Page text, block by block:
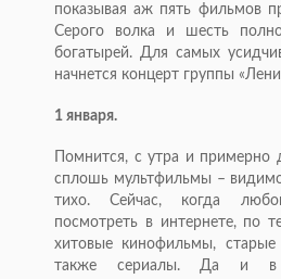
показывая аж пять фильмов
Серого волка и шесть
богатырей. Для самых
начнется концерт группы
1 января.
Помнится, с утра и примерно
сплошь мультфильмы –
тихо. Сейчас, когда
посмотреть в интернете, по
хитовые кинофильмы,
также сериалы. Да и